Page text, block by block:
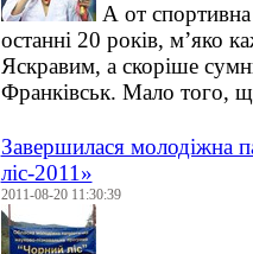
А от спортивна
останні 20 років, м’яко
Яскравим, а скоріше
Франківськ. Мало того,
Завершилася молодіжна
ліс-2011»
2011-08-20 11:30:39